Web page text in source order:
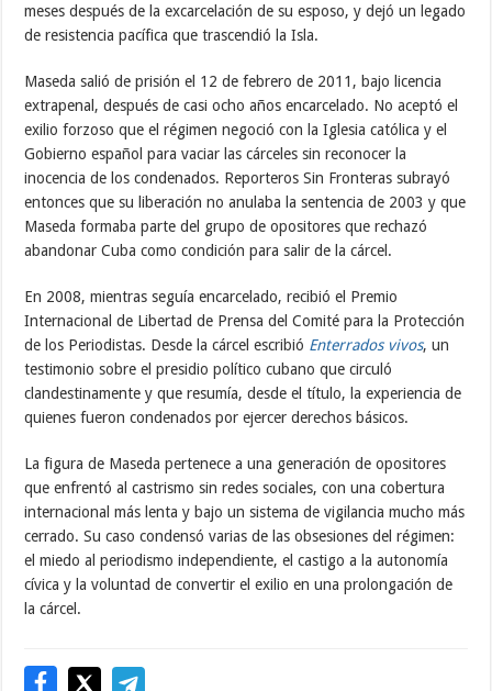
meses después de la excarcelación de su esposo, y dejó un legado
de resistencia pacífica que trascendió la Isla.
Maseda salió de prisión el 12 de febrero de 2011, bajo licencia
extrapenal, después de casi ocho años encarcelado. No aceptó el
exilio forzoso que el régimen negoció con la Iglesia católica y el
Gobierno español para vaciar las cárceles sin reconocer la
inocencia de los condenados. Reporteros Sin Fronteras subrayó
entonces que su liberación no anulaba la sentencia de 2003 y que
Maseda formaba parte del grupo de opositores que rechazó
abandonar Cuba como condición para salir de la cárcel.
En 2008, mientras seguía encarcelado, recibió el Premio
Internacional de Libertad de Prensa del Comité para la Protección
de los Periodistas. Desde la cárcel escribió Enterrados vivos, un
testimonio sobre el presidio político cubano que circuló
clandestinamente y que resumía, desde el título, la experiencia de
quienes fueron condenados por ejercer derechos básicos.
La figura de Maseda pertenece a una generación de opositores
que enfrentó al castrismo sin redes sociales, con una cobertura
internacional más lenta y bajo un sistema de vigilancia mucho más
cerrado. Su caso condensó varias de las obsesiones del régimen:
el miedo al periodismo independiente, el castigo a la autonomía
cívica y la voluntad de convertir el exilio en una prolongación de
la cárcel.